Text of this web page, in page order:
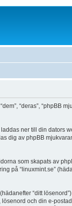
“deras”, “phpBB
ner till din dators
dig av phpBB
som skapats av
på “linuxmint.se”
“ditt
och din e-